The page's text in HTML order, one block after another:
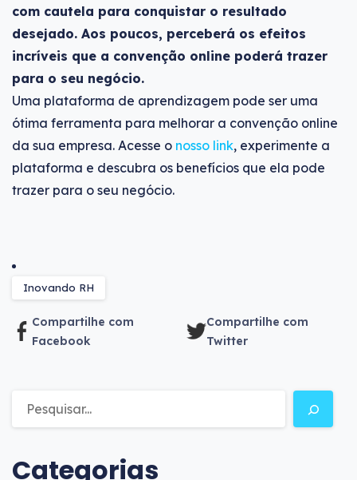
com cautela para conquistar o resultado
desejado. Aos poucos, perceberá os efeitos
incríveis que a convenção online poderá trazer
para o seu negócio.
Uma plataforma de aprendizagem pode ser uma
ótima ferramenta para melhorar a convenção online
da sua empresa. Acesse o nosso link, experimente a
plataforma e descubra os benefícios que ela pode
trazer para o seu negócio.
Inovando RH
Compartilhe com
Facebook
Compartilhe com
Twitter
Categorias